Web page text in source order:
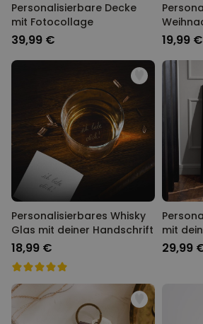
Personalisierbare Decke
mit Fotocollage
39,99 € 19,99 €
Personalisierbares Whisky
Glas mit deiner Handschrift
18,99 €
mit
29,99